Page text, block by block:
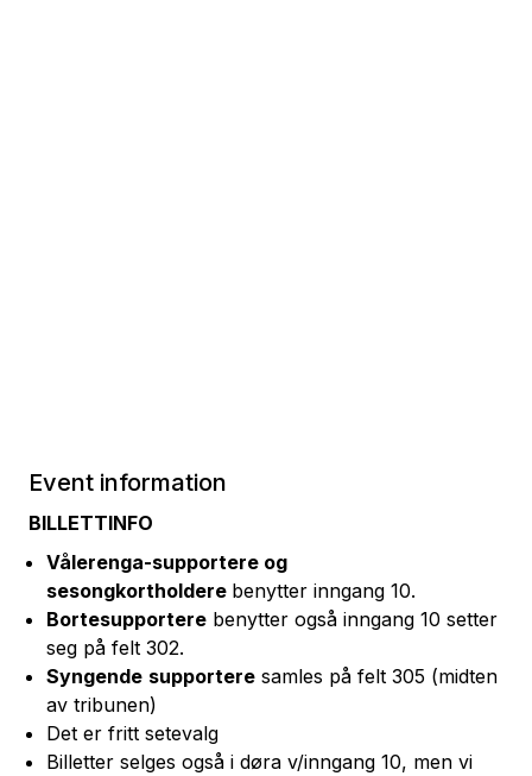
Event information
BILLETTINFO
Vålerenga-supportere og
sesongkortholdere benytter inngang 10.
Bortesupportere benytter også inngang 10 setter
seg på felt 302.
Syngende supportere samles på felt 305 (midten
av tribunen)
Det er fritt setevalg
Billetter selges også i døra v/inngang 10, men vi